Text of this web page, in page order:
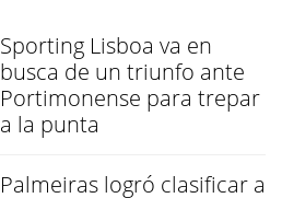
Sporting Lisboa va en
busca de un triunfo ante
Portimonense para trepar
a la punta
Palmeiras logró clasificar a